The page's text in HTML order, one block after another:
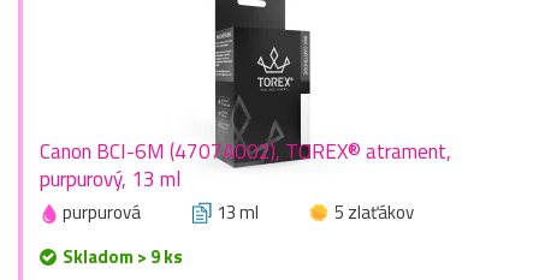
Canon BCI-6M (4707A002), TOREX® atrament,
purpurový, 13 ml
purpurová 13 ml
5 zlaťákov
Skladom > 9 ks